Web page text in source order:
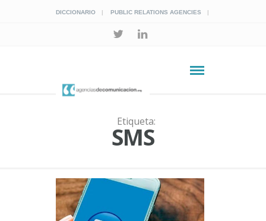
DICCIONARIO PUBLIC RELATIONS AGENCIES
Etiqueta:
SMS